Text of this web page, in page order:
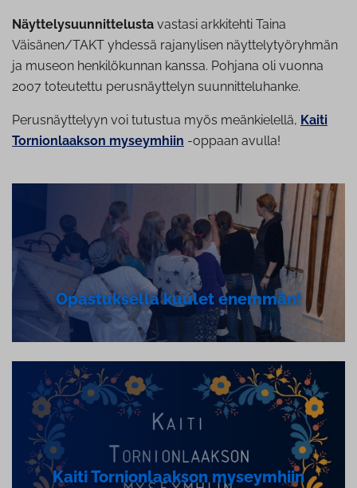
Näyttelysuunnittelusta vastasi arkkitehti Taina
Väisänen/TAKT yhdessä rajanylisen näyttelytyöryhmän
ja museon henkilökunnan kanssa. Pohjana oli vuonna
2007 toteutettu perusnäyttelyn suunnitteluhanke.
Perusnäyttelyyn voi tutustua myös meänkielellä, Kaiti
Tornionlaakson myseymhiin -oppaan avulla!
Opas­tuk­sel­la kuulet enemmän!
Kaiti Tor­nion­laak­son myseymhiin